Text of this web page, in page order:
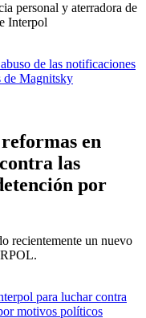
personal y aterradora de
Interpol
de las notificaciones
de Magnitsky
en
las
por
recientemente un nuevo
para luchar contra
motivos políticos